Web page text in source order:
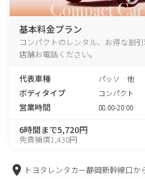
基本料金プラン
コンパクトのレンタル、お得な割
店舗お電話ください。
代表車種 パッソ 他 （
ボディタイプ コンパクト
営業時間 08:00-20:00
6時間まで5,720円
免責補償1,430円
トヨタレンタカー静岡新幹線口か